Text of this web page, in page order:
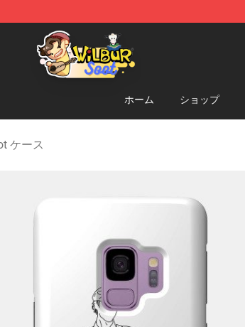
Official Wilbur Soot Merchandise Store
ホーム ショップ
ケース